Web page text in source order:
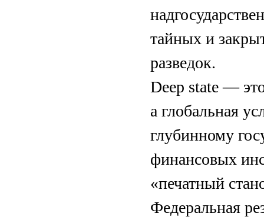
тайных и
разведок.
Deep state —
а глобальная
глубинному
финансовых
«печатный
Федеральная